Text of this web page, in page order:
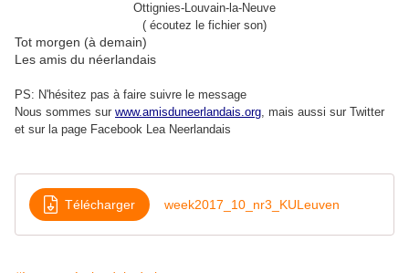
Ottignies-Louvain-la-Neuve
( écoutez le fichier son)
Tot morgen (à demain)
Les amis du néerlandais
PS: N'hésitez pas à faire suivre le message
Nous sommes sur www.amisduneerlandais.org, mais aussi sur Twitter
et sur la page Facebook Lea Neerlandais
Télécharger week2017_10_nr3_KULeuven